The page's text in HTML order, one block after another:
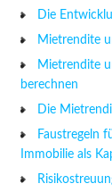
Die
Mietrendite
Mietrendite
berechnen
Die
Faustregeln
Immobilie als